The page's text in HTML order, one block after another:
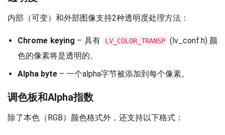
内部（可变）和外部图像支持2种透明度处理方法：
Chrome keying – 具有 LV_COLOR_TRANSP (lv_conf.h) 颜
色的像素将是透明的。
Alpha byte – 一个alpha字节被添加到每个像素。
调色板和Alpha指数
除了本色（RGB）颜色格式外，还支持以下格式：